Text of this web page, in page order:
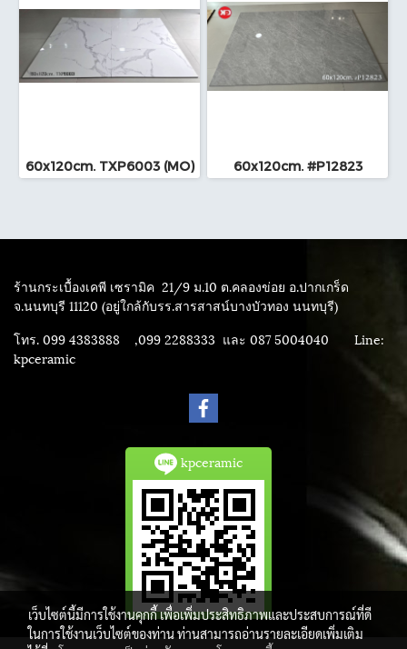
60x120cm. TXP6003 (MO) 60x120cm. #P12823
ร้านกระเบื้องเคพี เซรามิค 21/9 ม.10 ต.คลองข่อย อ.ปากเกร็ด
จ.นนทบุรี 11120 (อยู่ใกล้กับรร.สารสาสน์บางบัวทอง นนทบุรี)
โทร. 099 4383888 ,099 2288333 และ 087 5004040 Line:
kpceramic
kpceramic
เว็บไซต์นี้มีการใช้งานคุกกี้ เพื่อเพิ่มประสิทธิภาพและประสบการณ์ที่ดี
ในการใช้งานเว็บไซต์ของท่าน ท่านสามารถอ่านรายละเอียดเพิ่มเติม